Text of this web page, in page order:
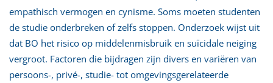
empathisch vermogen en cynisme. Soms moeten studenten
de studie onderbreken of zelfs stoppen. Onderzoek wijst uit
dat BO het risico op middelenmisbruik en suïcidale neiging
vergroot. Factoren die bijdragen zijn divers en variëren van
persoons-, privé-, studie- tot omgevingsgerelateerde